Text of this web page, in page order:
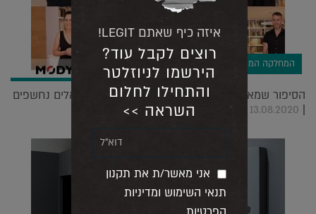
המחלקה המסחרית
הסיפור שמאחורי הקלעים: אדריכלים ומעצבים ישראלים נחשפים
|
13.08.2020
איזה כיף שאתם LEGIT!
רוצים לקבל עוד?
הירשמו לניוזלטר
והתחילו לחלום
השראה >>
אני מאשר/ת את תקנון
תנאי השימוש ומדיניות